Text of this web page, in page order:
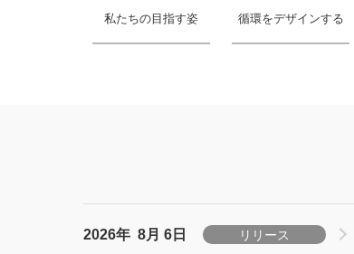
私たちの目指す姿 循環をデザインする
2026年 8月 6日 リリース